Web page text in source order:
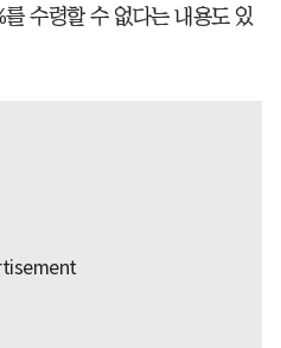
수령할 수 없다는 내용도 있